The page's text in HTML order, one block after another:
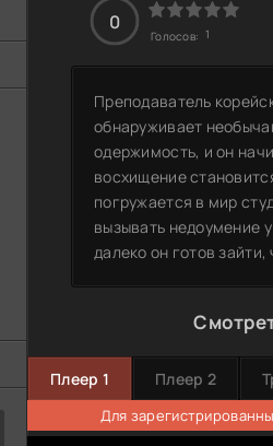
0
Голосов: 1
Преподаватель
обнаруживает
одержимость, и он
восхищение
погружается в мир
вызывать недоумение
далеко он готов
Плеер 1 Плеер 2
Для